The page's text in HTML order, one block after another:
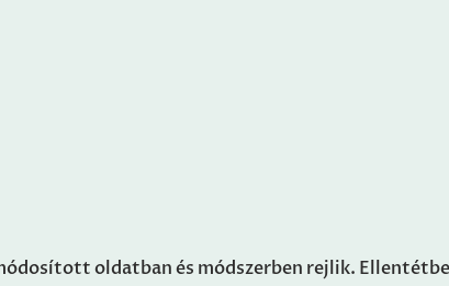
oldatban és módszerben rejlik.